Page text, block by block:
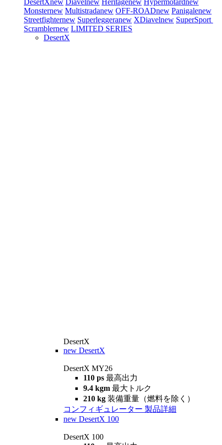
DesertXnew Diavelnew Heritagenew Hypermotardnew
Monsternew Multistradanew OFF-ROADnew Panigalenew
Streetfighternew Superleggeranew XDiavelnew SuperSport
Scramblernew LIMITED SERIES
DesertX
DesertX
new DesertX
DesertX MY26
110 ps 最高出力
9.4 kgm 最大トルク
210 kg 装備重量（燃料を除く）
コンフィギュレーター 製品詳細
new DesertX 100
DesertX 100